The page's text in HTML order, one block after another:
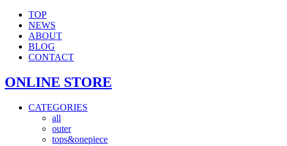
TOP
NEWS
ABOUT
BLOG
CONTACT
ONLINE STORE
CATEGORIES
all
outer
tops&onepiece